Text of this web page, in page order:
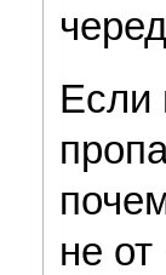
Если
не